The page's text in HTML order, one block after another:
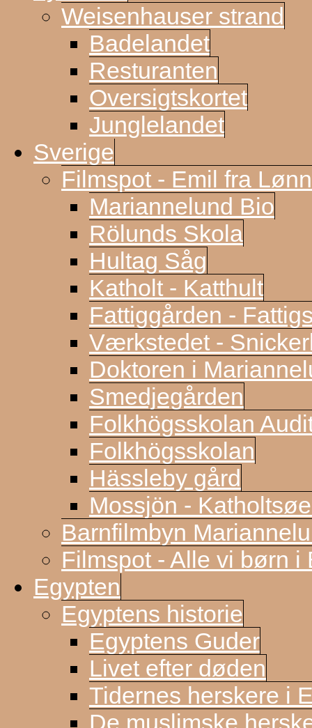
Weisenhauser strand
Badelandet
Resturanten
Oversigtskortet
Junglelandet
Sverige
Filmspot - Emil fra
Mariannelund Bio
Rölunds Skola
Hultag Såg
Katholt - Katthult
Fattiggården -
Værkstedet -
Doktoren i
Smedjegården
Folkhögsskolan
Folkhögsskolan
Hässleby gård
Mossjön -
Barnfilmbyn
Filmspot - Alle vi børn i
Egypten
Egyptens historie
Egyptens Guder
Livet efter døden
Tidernes herskere i
De muslimske